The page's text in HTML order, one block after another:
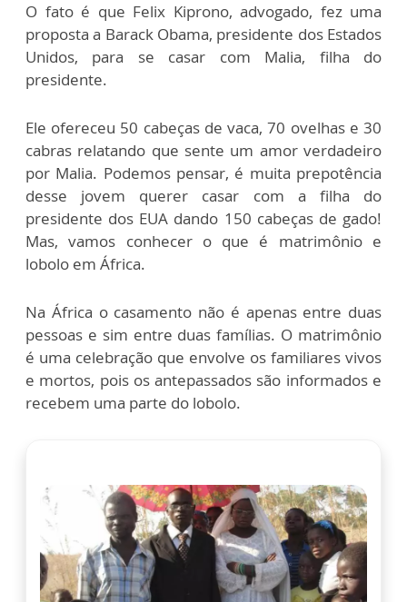
O fato é que Felix Kiprono, advogado, fez uma
proposta a Barack Obama, presidente dos Estados
Unidos, para se casar com Malia, filha do
presidente.
Ele ofereceu 50 cabeças de vaca, 70 ovelhas e 30
cabras relatando que sente um amor verdadeiro
por Malia. Podemos pensar, é muita prepotência
desse jovem querer casar com a filha do
presidente dos EUA dando 150 cabeças de gado!
Mas, vamos conhecer o que é matrimônio e
lobolo em África.
Na África o casamento não é apenas entre duas
pessoas e sim entre duas famílias. O matrimônio
é uma celebração que envolve os familiares vivos
e mortos, pois os antepassados são informados e
recebem uma parte do lobolo.